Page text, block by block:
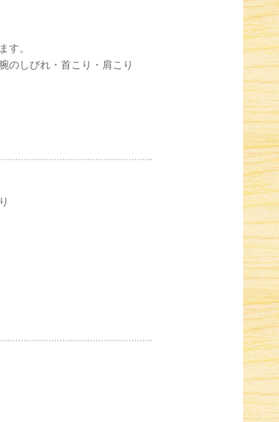
す。
のしびれ・首こり・肩こり